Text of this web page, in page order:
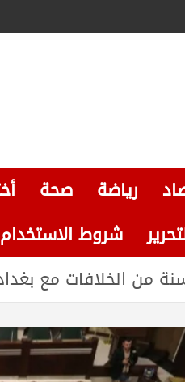
رياضة صحة
شروط الاستخدام
من الخلافات مع